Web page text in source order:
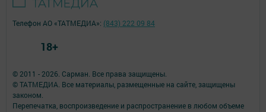
© 2011 - 2026. Сарман. Все права защищены.
© ТАТМЕДИА. Все материалы, размещенные на сайте, защищены
законом.
Перепечатка, воспроизведение и распространение в любом объеме
Телефон АО «ТАТМЕДИА»: (843) 222 09 84
18+